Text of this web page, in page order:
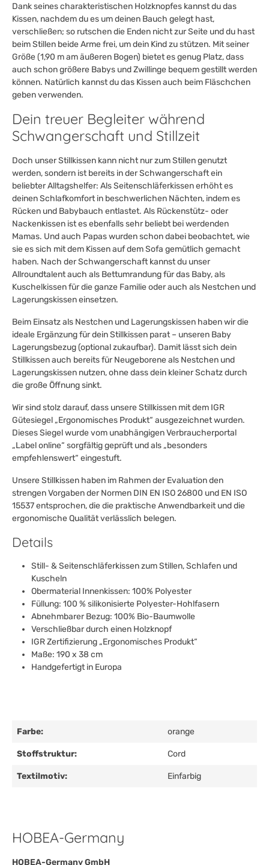
Dank seines charakteristischen Holzknopfes kannst du das
Kissen, nachdem du es um deinen Bauch gelegt hast,
verschließen; so rutschen die Enden nicht zur Seite und du hast
beim Stillen beide Arme frei, um dein Kind zu stützen. Mit seiner
Größe (1,90 m am äußeren Bogen) bietet es genug Platz, dass
auch schon größere Babys und Zwillinge bequem gestillt werden
können. Natürlich kannst du das Kissen auch beim Fläschchen
geben verwenden.
Dein treuer Begleiter während
Schwangerschaft und Stillzeit
Doch unser Stillkissen kann nicht nur zum Stillen genutzt
werden, sondern ist bereits in der Schwangerschaft ein
beliebter Alltagshelfer: Als Seitenschläferkissen erhöht es
deinen Schlafkomfort in beschwerlichen Nächten, indem es
Rücken und Babybauch entlastet. Als Rückenstütz- oder
Nackenkissen ist es ebenfalls sehr beliebt bei werdenden
Mamas. Und auch Papas wurden schon dabei beobachtet, wie
sie es sich mit dem Kissen auf dem Sofa gemütlich gemacht
haben. Nach der Schwangerschaft kannst du unser
Allroundtalent auch als Bettumrandung für das Baby, als
Kuschelkissen für die ganze Familie oder auch als Nestchen und
Lagerungskissen einsetzen.
Beim Einsatz als Nestchen und Lagerungskissen haben wir die
ideale Ergänzung für dein Stillkissen parat – unseren Baby
Lagerungsbezug (optional zukaufbar). Damit lässt sich dein
Stillkissen auch bereits für Neugeborene als Nestchen und
Lagerungskissen nutzen, ohne dass dein kleiner Schatz durch
die große Öffnung sinkt.
Wir sind stolz darauf, dass unsere Stillkissen mit dem IGR
Gütesiegel „Ergonomisches Produkt“ ausgezeichnet wurden.
Dieses Siegel wurde vom unabhängigen Verbraucherportal
„Label online“ sorgfältig geprüft und als „besonders
empfehlenswert“ eingestuft.
Unsere Stillkissen haben im Rahmen der Evaluation den
strengen Vorgaben der Normen DIN EN ISO 26800 und EN ISO
15537 entsprochen, die die praktische Anwendbarkeit und die
ergonomische Qualität verlässlich belegen.
Details
Still- & Seitenschläferkissen zum Stillen, Schlafen und
Kuscheln
Obermaterial Innenkissen: 100% Polyester
Füllung: 100 % silikonisierte Polyester-Hohlfasern
Abnehmbarer Bezug: 100% Bio-Baumwolle
Verschließbar durch einen Holzknopf
IGR Zertifizierung „Ergonomisches Produkt“
Maße: 190 x 38 cm
Handgefertigt in Europa
Farbe: orange
Stoffstruktur: Cord
Textilmotiv: Einfarbig
HOBEA-Germany
HOBEA-Germany GmbH